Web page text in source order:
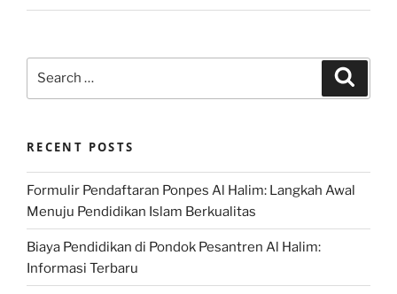
RECENT POSTS
Formulir Pendaftaran Ponpes Al Halim: Langkah Awal
Menuju Pendidikan Islam Berkualitas
Biaya Pendidikan di Pondok Pesantren Al Halim:
Informasi Terbaru